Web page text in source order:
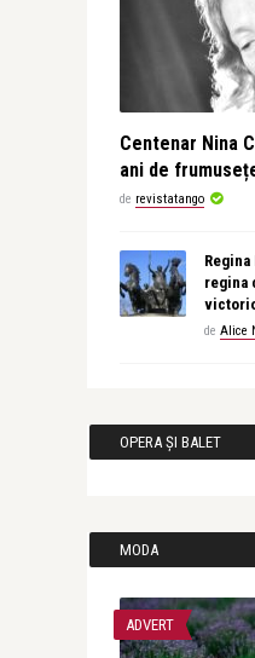
Centenar Nina
ani de
de revistatango
regina
de Alice
OPERA ȘI BALET
MODA
ADVERT